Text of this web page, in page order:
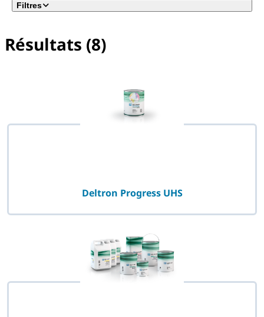
Filtres
Résultats (8)
Deltron Progress UHS